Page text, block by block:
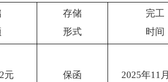
存储
形式
完工
时间
元 保函 2025年11 月